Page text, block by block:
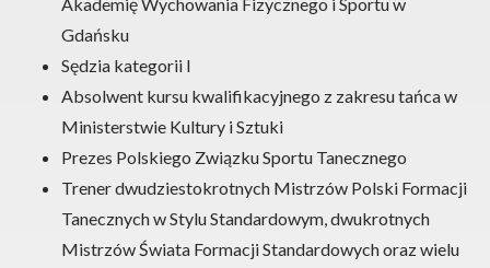
Gdańsku
Sędzia kategorii I
Absolwent kursu kwalifikacyjnego z zakresu tańca w
Ministerstwie Kultury i Sztuki
Prezes Polskiego Związku Sportu Tanecznego
Trener dwudziestokrotnych Mistrzów Polski Formacji
Tanecznych w Stylu Standardowym, dwukrotnych
Mistrzów Świata Formacji Standardowych oraz wielu